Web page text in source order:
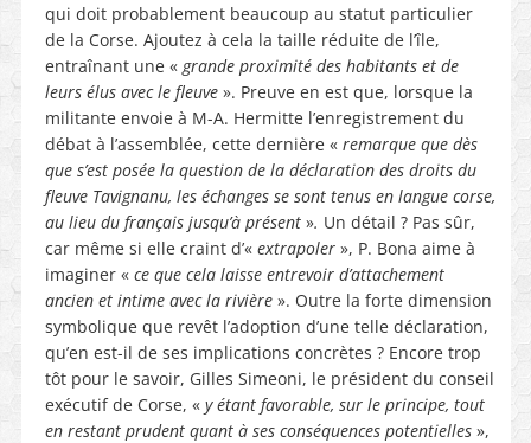
qui doit probablement beaucoup au statut particulier
de la Corse. Ajoutez à cela la taille réduite de l’île,
entraînant une « grande proximité des habitants et de
leurs élus avec le fleuve». Preuve en est que, lorsque la
militante envoie à M-A. Hermitte l’enregistrement du
débat à l’assemblée, cette dernière « remarque que dès
que s’est posée la question de la déclaration des droits du
fleuve Tavignanu, les échanges se sont tenus en langue corse,
au lieu du français jusqu’à présent». Un détail ? Pas sûr,
car même si elle craint d’« extrapoler », P. Bona aime à
imaginer « ce que cela laisse entrevoir d’attachement
ancien et intime avec la rivière ». Outre la forte dimension
symbolique que revêt l’adoption d’une telle déclaration,
qu’en est-il de ses implications concrètes ? Encore trop
tôt pour le savoir, Gilles Simeoni, le président du conseil
exécutif de Corse, « y étant favorable, sur le principe, tout
en restant prudent quant à ses conséquences potentielles»,